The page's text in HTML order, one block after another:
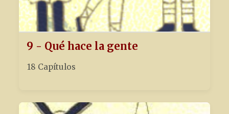
9 - Qué hace la gente
18 Capítulos